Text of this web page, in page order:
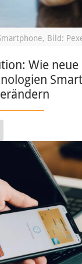
Bild:
Wie neue